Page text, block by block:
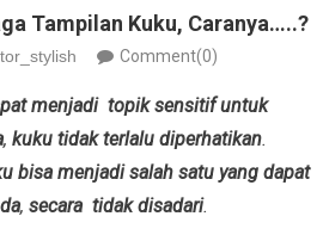
Tampilan Kuku, Caranya…..?
Comment(0)
menjadi topik sensitif untuk
, kuku tidak terlalu diperhatikan.
bisa menjadi salah satu yang dapat
, secara tidak disadari.